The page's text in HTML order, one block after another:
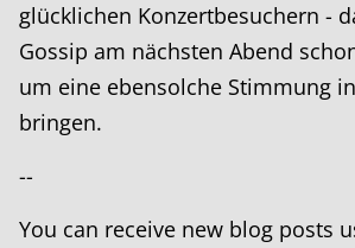
glücklichen Konzertbesuchern -
Gossip am nächsten Abend
um eine ebensolche Stimmung
bringen.
--
You can receive new blog posts